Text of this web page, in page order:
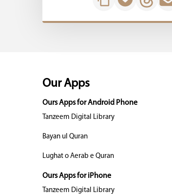
Our Apps
Ours Apps for Android Phone
Tanzeem Digital Library
Bayan ul Quran
Lughat o Aerab e Quran
Ours Apps for iPhone
Tanzeem Digital Library